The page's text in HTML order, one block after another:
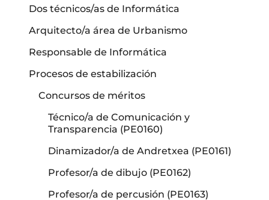
Dos técnicos/as de Informática
Arquitecto/a área de Urbanismo
Responsable de Informática
Procesos de estabilización
Concursos de méritos
Técnico/a de Comunicación y
Transparencia (PE0160)
Dinamizador/a de Andretxea (PE0161)
Profesor/a de dibujo (PE0162)
Profesor/a de percusión (PE0163)